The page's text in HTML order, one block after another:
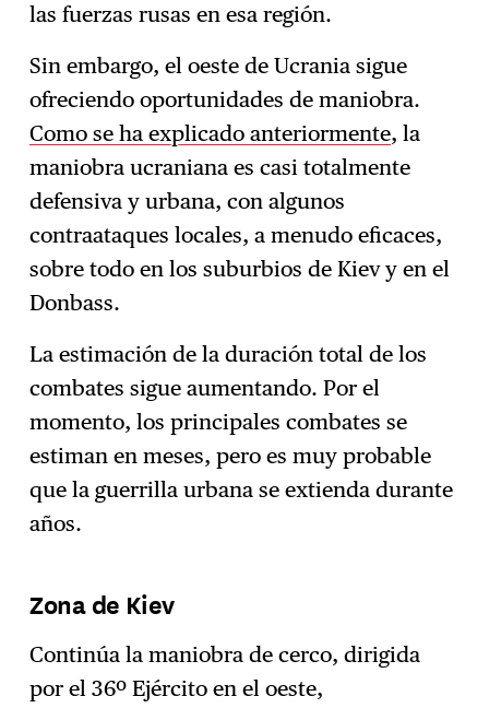
las fuerzas rusas en esa región.
Sin embargo, el oeste de Ucrania sigue
ofreciendo oportunidades de maniobra.
Como se ha explicado anteriormente, la
maniobra ucraniana es casi totalmente
defensiva y urbana, con algunos
contraataques locales, a menudo eficaces,
sobre todo en los suburbios de Kiev y en el
Donbass.
La estimación de la duración total de los
combates sigue aumentando. Por el
momento, los principales combates se
estiman en meses, pero es muy probable
que la guerrilla urbana se extienda durante
años.
Zona de Kiev
Continúa la maniobra de cerco, dirigida
por el 36º Ejército en el oeste,